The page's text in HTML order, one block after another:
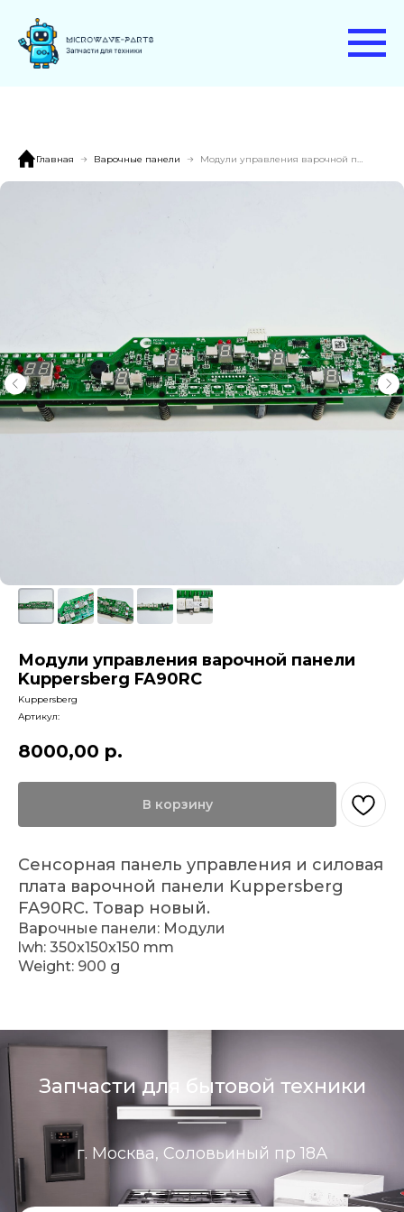
Главная Варочные панели
Модули управления варочной панели
Kuppersberg FA90RC
Kuppersberg
Артикул:
8000,00 р.
В корзину
Сенсорная панель управления и силовая
плата варочной панели Kuppersberg
FA90RC. Товар новый.
Варочные панели: Модули
lwh: 350x150x150 mm
Weight: 900 g
Запчасти для бытовой техники
г. Москва, Соловьиный пр 18А